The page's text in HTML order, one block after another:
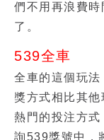
們不用再浪費
了。
539全車
全車的這個玩
獎方式相比其
熱門的投注方
詢539獎號中，